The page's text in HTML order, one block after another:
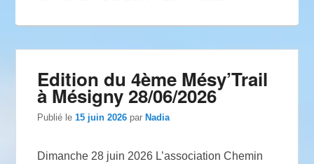
Edition du 4ème Mésy’Trail
à Mésigny 28/06/2026
Publié le15 juin 2026 par Nadia
Dimanche 28 juin 2026 L’association Chemin